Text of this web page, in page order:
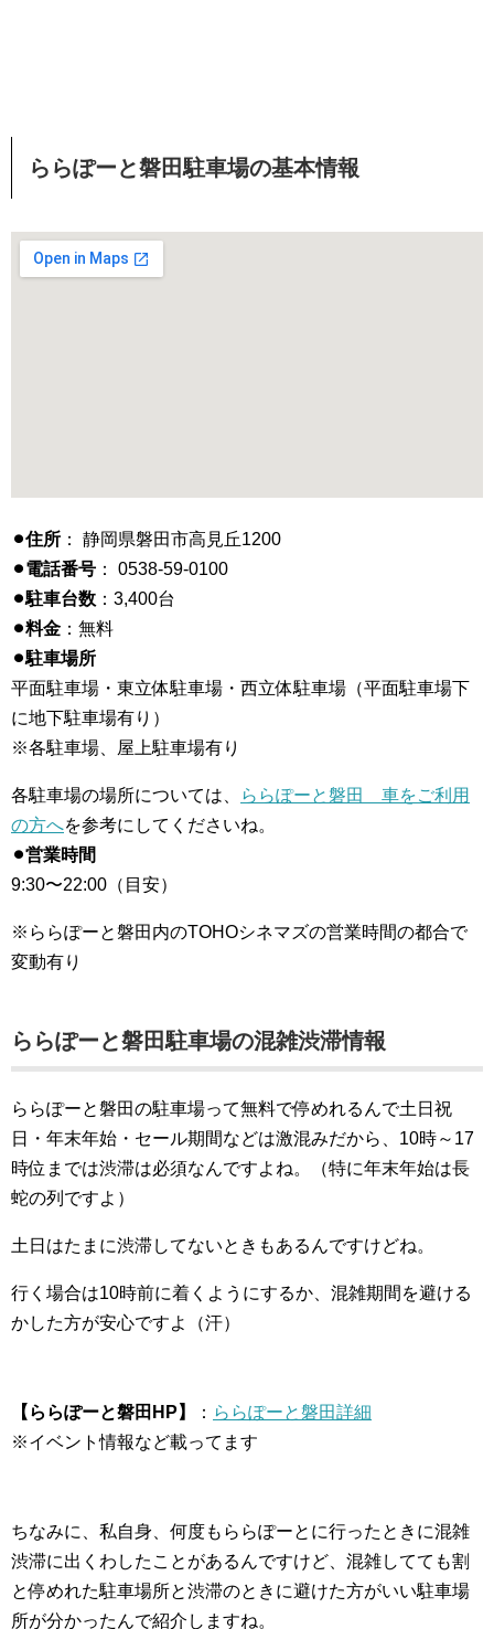
ららぽーと磐田駐車場の基本情報
⚫︎住所 ： 静岡県磐田市高見丘1200
⚫︎電話番号 ： 0538-59-0100
⚫︎駐車台数 ：3,400台
⚫︎料金 ：無料
⚫︎駐車場所
平面駐車場・東立体駐車場・西立体駐車場（平面駐車場下
に地下駐車場有り）
※各駐車場、屋上駐車場有り
各駐車場の場所については、
ららぽーと磐田 車をご利用
の方へを参考にしてくださいね。
⚫︎営業時間
9:30〜22:00（目安）
※ららぽーと磐田内のTOHOシネマズの営業時間の都合で
変動有り
ららぽーと磐田駐車場の混雑渋滞情報
ららぽーと磐田の駐車場って無料で停めれるんで土日祝
日・年末年始・セール期間などは激混みだから、10時～17
時位までは渋滞は必須なんですよね。（特に年末年始は長
蛇の列ですよ）
土日はたまに渋滞してないときもあるんですけどね。
行く場合は10時前に着くようにするか、混雑期間を避ける
かした方が安心ですよ（汗）
【ららぽーと磐田HP】 ： ららぽーと磐田詳細
※イベント情報など載ってます
ちなみに、私自身、何度もららぽーとに行ったときに混雑
渋滞に出くわしたことがあるんですけど、混雑してても割
と停めれた駐車場所と渋滞のときに避けた方がいい駐車場
所が分かったんで紹介しますね。